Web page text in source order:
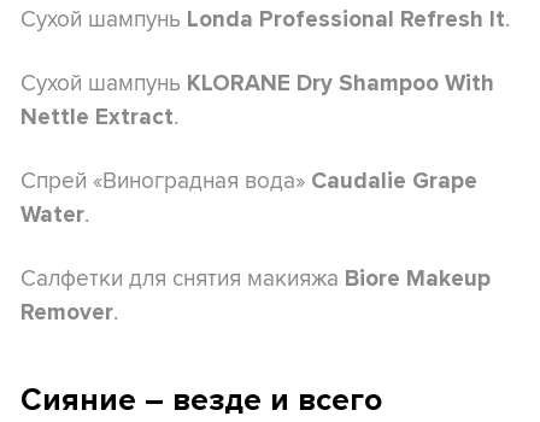
Сухой шампунь Londa Professional Refresh It.
Сухой шампунь KLORANE Dry Shampoo With
Nettle Extract.
Спрей «Виноградная вода» Caudalie Grape
Water.
Салфетки для снятия макияжа Biore Makeup
Remover.
Сияние – везде и всего